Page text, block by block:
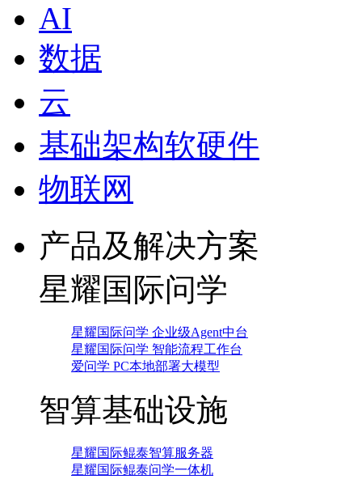
AI
数据
云
基础架构软硬件
物联网
产品及解决方案
星耀国际问学
星耀国际问学 企业级Agent中台
星耀国际问学 智能流程工作台
爱问学 PC本地部署大模型
智算基础设施
星耀国际鲲泰智算服务器
星耀国际鲲泰问学一体机